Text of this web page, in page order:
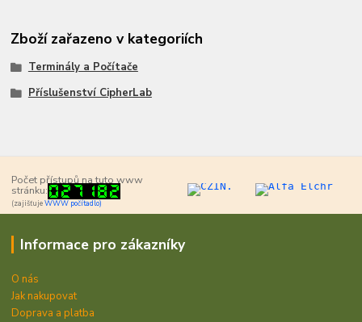
Zboží zařazeno v kategoriích
Terminály a Počítače
Příslušenství CipherLab
Počet přístupů na tuto www
stránku:
(zajišťujeWWW počítadlo)
Informace pro zákazníky
O nás
Jak nakupovat
Doprava a platba